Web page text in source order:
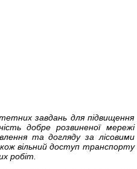
завдань для підвищення
добре розвиненої мережі
та догляду за лісовими
вільний доступ транспорту
робіт.